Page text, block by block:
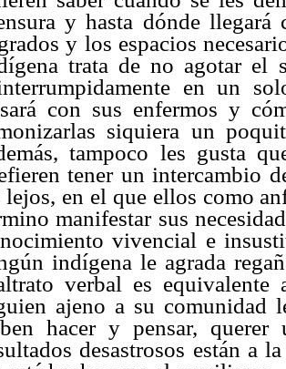
y hasta dónde
y los espacios
trata de no agotar el
en un
con sus enfermos y
siquiera un
tampoco les gusta
tener un intercambio
lejos, en el que ellos como
manifestar sus
vivencial e
indígena le agrada
verbal es
ajeno a su comunidad
hacer y pensar,
desastrosos están a